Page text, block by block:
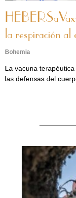
HEBERSaVax:
la respiración al
Bohemia
La vacuna
las defensas del